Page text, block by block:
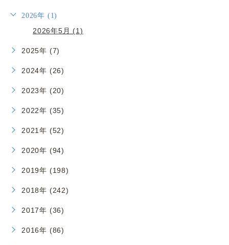
2026年 (1)
2026年5月 (1)
2025年 (7)
2024年 (26)
2023年 (20)
2022年 (35)
2021年 (52)
2020年 (94)
2019年 (198)
2018年 (242)
2017年 (36)
2016年 (86)